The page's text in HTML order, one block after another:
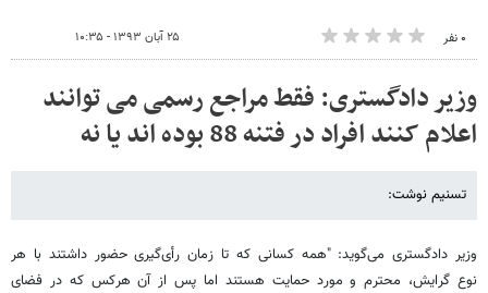
۰ نفر ۲۵ آبان ۱۳۹۳ - ۱۰:۳۵
وزیر دادگستری: فقط مراجع رسمی می توانند
اعلام کنند افراد در فتنه 88 بوده اند یا نه
تسنیم نوشت:
وزیر دادگستری می‌گوید: "همه کسانی که تا زمان رأی‌گیری حضور داشتند با هر
نوع گرایش، محترم و مورد حمایت هستند اما پس از آن هرکس که در فضای